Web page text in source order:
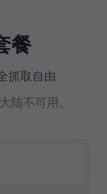
地理定位
餐
抓取自由
陆不可用。